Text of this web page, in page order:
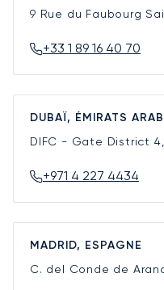
9 Rue du Faubourg
+33 1 89 16 40 70
DUBAÏ, ÉMIRATS
DIFC - Gate District
+971 4 227 4434
MADRID, ESPAGNE
C. del Conde de